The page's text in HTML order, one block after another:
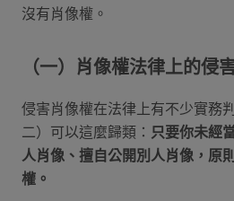
沒有肖像權。
（一）肖像權法律上的侵
侵害肖像權在法律上有不少實務
二）可以這麼歸類： 只要你未經
人肖像、擅自公開別人肖像，原
權。